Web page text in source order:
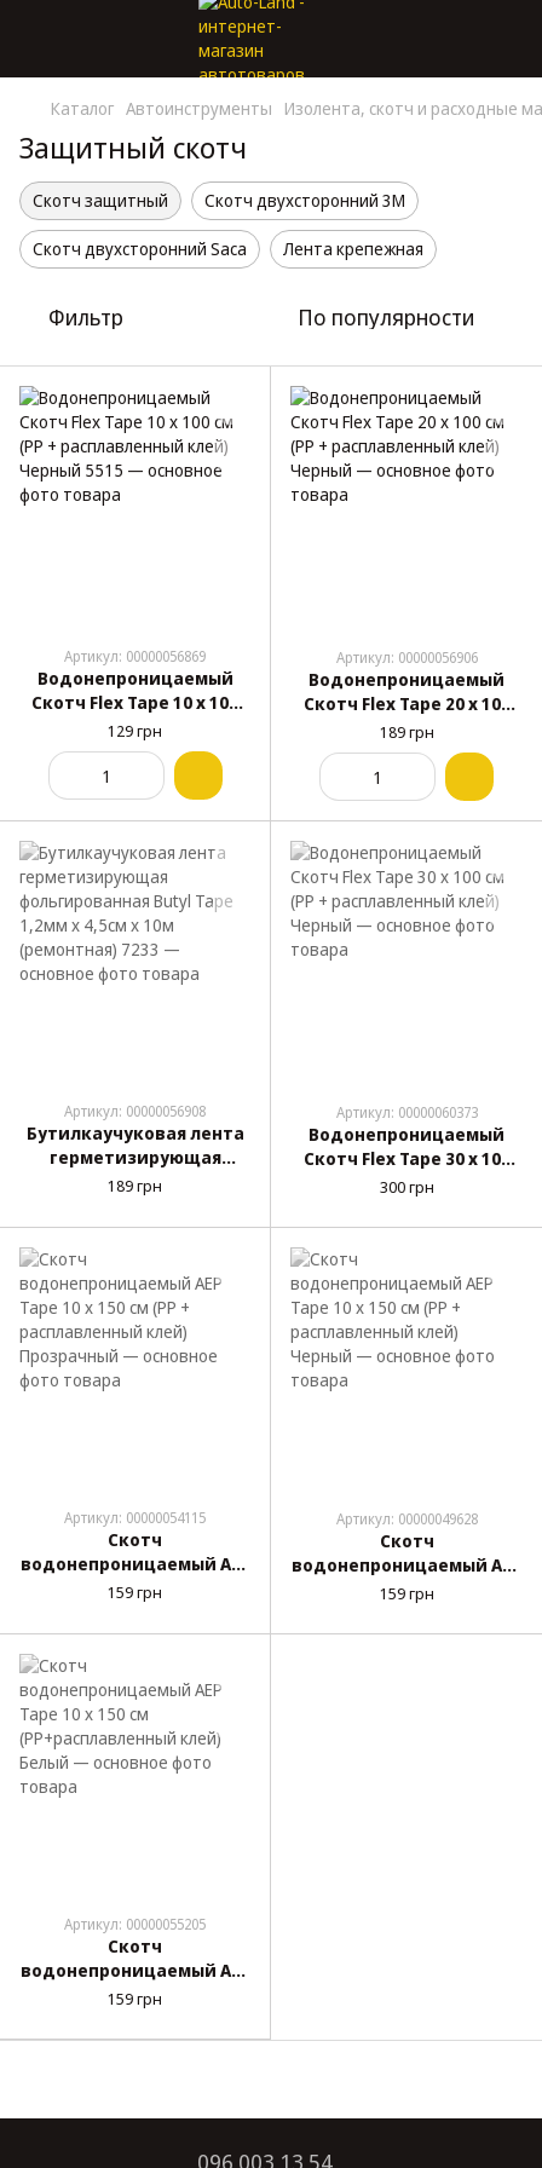
Каталог Автоинструменты Изолента, скотч и расходные
Защитный скотч
Скотч защитный Скотч двухсторонний 3М
Скотч двухсторонний Saca Лента крепежная
Фильтр По популярности
Артикул: 00000056869
Водонепроницаемый
Скотч Flex Tape 10 х 100
см (PP + расплавленный
клей) Черный 5515
129 грн
Артикул: 00000056906
Водонепроницаемый
Скотч Flex Tape 20 х 100
см (PP + расплавленный
клей) Черный
189 грн
Артикул: 00000056908
Бутилкаучуковая лента
герметизирующая
фольгированная Butyl
(ремонтная) 7233
189 грн
Артикул: 00000060373
Водонепроницаемый
Скотч Flex Tape 30 х 100
см (PP + расплавленный
300 грн
Артикул: 00000054115
Скотч
водонепроницаемый AEP
Tape 10 х 150 см (PP +
Прозрачный
159 грн
Артикул: 00000049628
Скотч
водонепроницаемый AEP
Tape 10 х 150 см (PP +
Черный
159 грн
Артикул: 00000055205
Скотч
водонепроницаемый AEP
Tape 10 х 150 см
клей) Белый
159 грн
096 003 13 54